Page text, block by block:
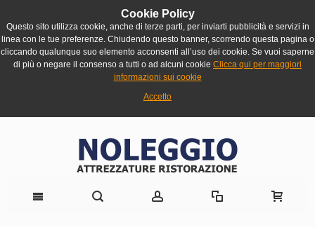
Cookie Policy
Questo sito utilizza cookie, anche di terze parti, per inviarti pubblicità e servizi in
linea con le tue preferenze. Chiudendo questo banner, scorrendo questa pagina o
cliccando qualunque suo elemento acconsenti all’uso dei cookie. Se vuoi saperne
di più o negare il consenso a tutti o ad alcuni cookie Clicca qui per maggiori
informazioni sui cookie
Accetto